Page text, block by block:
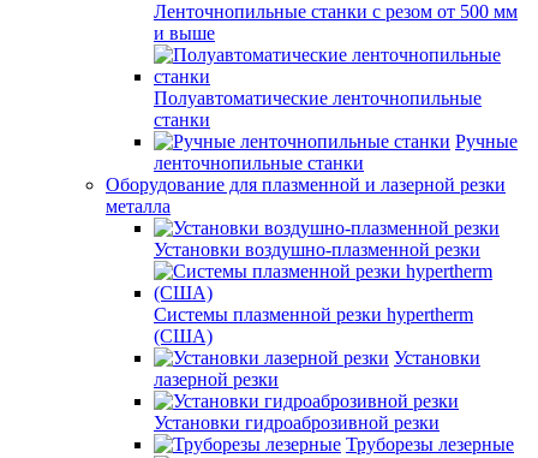
Ленточнопильные станки с резом от 500 мм
и выше
Полуавтоматические ленточнопильные
станки
Ручные
ленточнопильные станки
Оборудование для плазменной и лазерной резки
металла
Установки воздушно-плазменной резки
Системы плазменной резки hypertherm
(США)
Установки
лазерной резки
Установки гидроаброзивной резки
Труборезы лезерные